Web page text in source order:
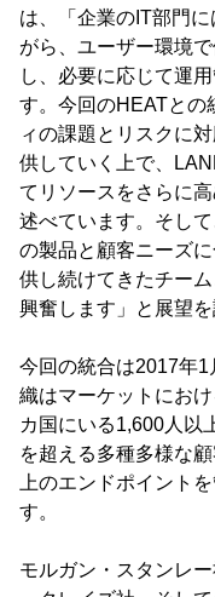
は、「企業のIT部門
がら、ユーザー環境
し、必要に応じて運
す。今回のHEATとの
ィの課題とリスクに
供していく上で、
てリソースをさらに
述べています。そし
の製品と顧客ニーズ
供し続けてきたチー
興奮します」と展望を
今回の統合は2017年
織はマーケットにお
カ国にいる1,600人以
を超える多種多様な
上のエンドポイント
す。
モルガン・スタンレ